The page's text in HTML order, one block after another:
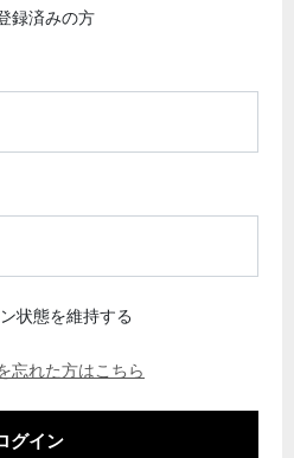
録済みの方
状態を維持する
忘れた方はこちら
グイン